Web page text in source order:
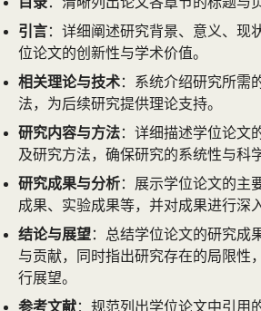
引言：详细阐述研究背景、意义、现
位论文的创新性与学术价值。
相关理论与技术：系统介绍研究所需
法，为后续研究提供理论支持。
研究内容与方法：详细描述学位论文
及研究方法，确保研究的系统性与科
研究成果与分析：展示学位论文的主
成果、实验成果等，并对成果进行深
结论与展望：总结学位论文的研究成
与贡献，同时指出研究存在的局限性
行展望。
参考文献：规范列出学位论文中引用